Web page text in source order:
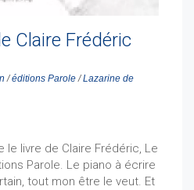
Claire Frédéric
/éditions Parole/Lazarine de
le livre de Claire Frédéric, Le
Parole. Le piano à écrire
tout mon être le veut. Et